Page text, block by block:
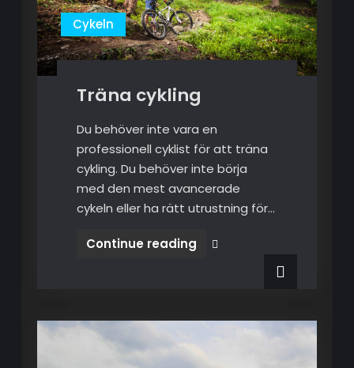
Cykeln
Träna cykling
Du behöver inte vara en
professionell cyklist för att träna
cykling. Du behöver inte börja
med den mest avancerade
cykeln eller ha rätt utrustning för…
Continue reading
Träna